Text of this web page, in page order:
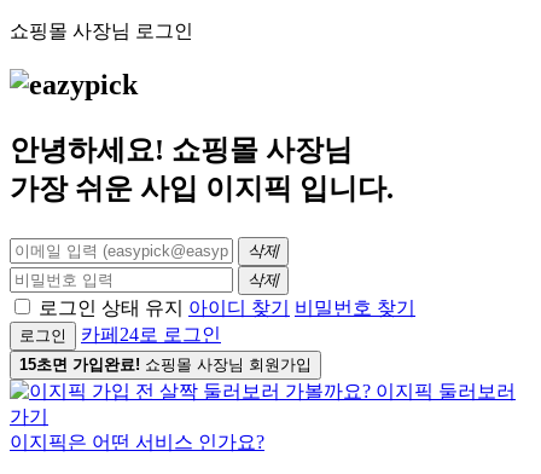
쇼핑몰 사장님 로그인
안녕하세요! 쇼핑몰 사장님
가장 쉬운 사입 이지픽 입니다.
삭제
삭제
로그인 상태 유지 아이디 찾기 비밀번호 찾기
로그인 카페24로 로그인
15초면 가입완료! 쇼핑몰 사장님 회원가입
이지픽은 어떤 서비스 인가요?